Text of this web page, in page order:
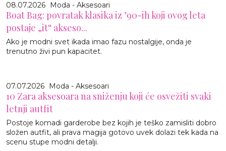
08.07.2026 Moda - Aksesoari
Boat Bag: povratak klasika iz ’90-ih koji ovog leta
postaje „it“ akseso...
Ako je modni svet ikada imao fazu nostalgije, onda je
trenutno živi pun kapacitet.
07.07.2026 Moda - Aksesoari
10 Zara aksesoara na sniženju koji će osvežiti svaki
letnji autfit
Postoje komadi garderobe bez kojih je teško zamisliti dobro
složen autfit, ali prava magija gotovo uvek dolazi tek kada na
scenu stupe modni detalji.